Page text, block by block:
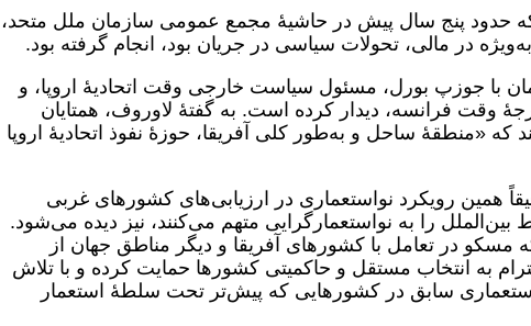
که حدود پنج سال پیش در حاشیۀ مجمع عمومی سازمان ملل متحد،
در مالی، تحولات سیاسی در جریان بود، انجام گرفته بود.
با جوزپ بورل، مسئول سیاست خارجی وقت اتحادیۀ اروپا، و
وقت فرانسه، دیدار کرده است. به گفتۀ لاوروف، همتایان
که «منطقۀ ساحل و به‌طور کلی آفریقا، حوزۀ نفوذ اتحادیۀ اروپا
همین رویکرد نواستعماری در ارزیابی‌های کشورهای غربی
را به نواستعمارگرایی متهم می‌کنند، نیز دیده می‌شود.
در تعامل با کشورهای آفریقا و دیگر مناطق جهان از
به انتخاب مستقل و حاکمیتی کشورها حمایت کرده و با تلاش
سابق در کشورهایی که پیش‌تر تحت سلطۀ استعمار